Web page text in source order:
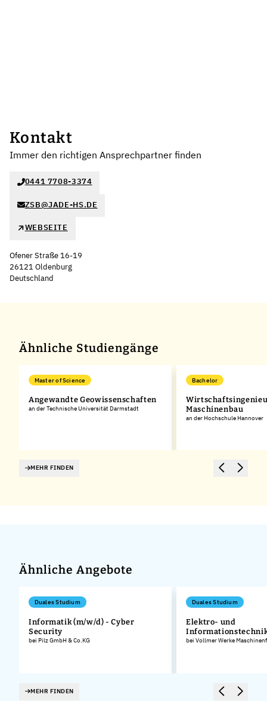
Kontakt
Immer den richtigen Ansprechpartner finden
0441 7708-3374
ZSB@JADE-HS.DE
WEBSEITE
Ofener Straße 16-19
26121 Oldenburg
Deutschland
Ähnliche Studiengänge
Master of Science
Angewandte Geowissenschaften
an der Technische Universität Darmstadt
Bachelor
Maschinenbau
an der Hochschule Hannover
MEHR FINDEN
Ähnliche Angebote
Duales Studium
Informatik (m/w/d) - Cyber
Security
bei Pilz GmbH & Co.KG
Duales Studium
Elektro- und
bei Vollmer Werke
MEHR FINDEN